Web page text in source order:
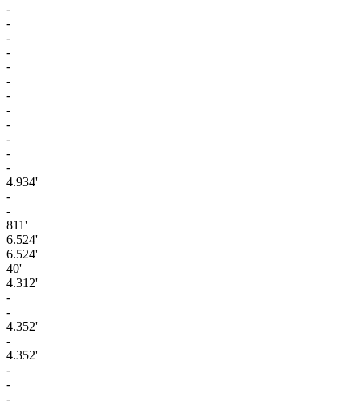
-
-
-
-
-
-
-
-
-
-
-
-
4.934'
-
-
811'
6.524'
6.524'
40'
4.312'
-
-
4.352'
-
4.352'
-
-
-